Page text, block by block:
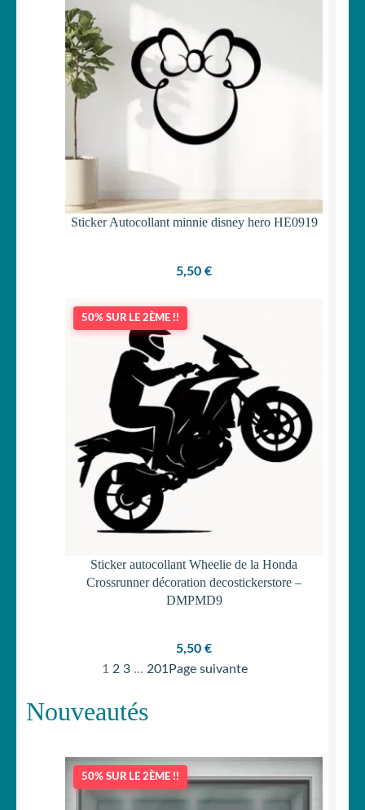
Sticker Autocollant minnie disney hero HE0919
5,50 €
50% SUR LE 2ÈME !!
Sticker autocollant Wheelie de la Honda
Crossrunner décoration decostickerstore –
DMPMD9
5,50 €
1 2 3 … 201 Page suivante
Nouveautés
50% SUR LE 2ÈME !!